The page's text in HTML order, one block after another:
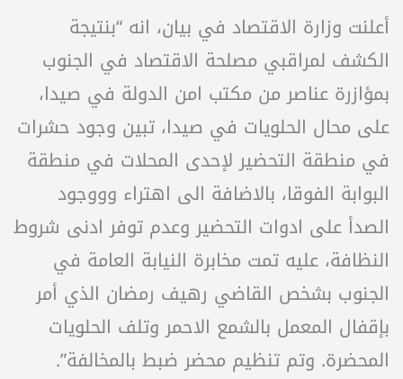
أعلنت وزارة الاقتصاد في بيان، انه “بنتيجة
الكشف لمراقبي مصلحة الاقتصاد في الجنوب
بمؤازرة عناصر من مكتب امن الدولة في صيدا،
على محال الحلويات في صيدا، تبين وجود حشرات
في منطقة التحضير لإحدى المحلات في منطقة
البوابة الفوقا، بالاضافة الى اهتراء وووجود
الصدأ على ادوات التحضير وعدم توفر ادنى شروط
النظافة، عليه تمت مخابرة النيابة العامة في
الجنوب بشخص القاضي رهيف رمضان الذي أمر
بإقفال المعمل بالشمع الاحمر وتلف الحلويات
المحضرة. وتم تنظيم محضر ضبط بالمخالفة”.